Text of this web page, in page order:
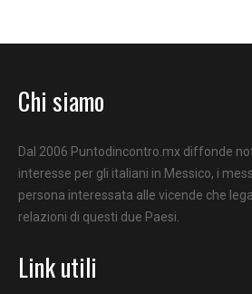
Chi siamo
Dal 2006 Puntodincontro.mx diffonde
interesse per gli italiani in Messico, i
persona interessata alle vicende che
relazioni di questi due Paesi.
Link utili